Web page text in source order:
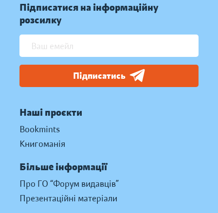
Підписатися на інформаційну
розсилку
Підписатись
Наші проєкти
Bookmints
Книгоманія
Більше інформації
Про ГО “Форум видавців”
Презентаційні матеріали